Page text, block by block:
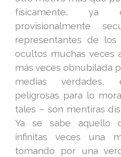
físicamente,
provisionalmente
representantes de
ocultos muchas veces
más veces obnubilada
medias verdades,
peligrosas para lo
tales – son mentiras
Ya se sabe aquello
infinitas veces una
tomando por una